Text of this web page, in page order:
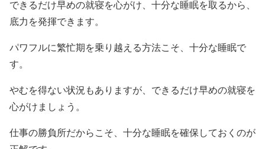
できるだけ早めの就寝を心がけ、十分な睡眠を取るから、
底力を発揮できます。
パワフルに繁忙期を乗り越える方法こそ、十分な睡眠で
す。
やむを得ない状況もありますが、できるだけ早めの就寝を
心がけましょう。
仕事の勝負所だからこそ、十分な睡眠を確保しておくのが